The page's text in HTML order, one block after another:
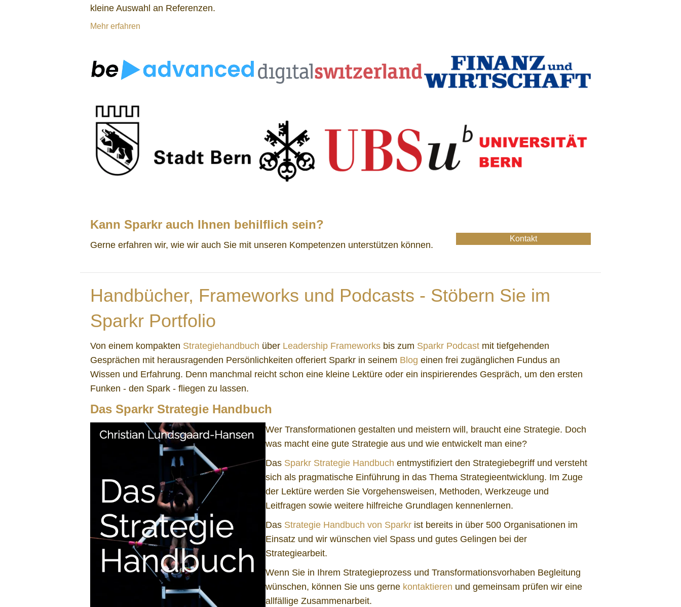
kleine Auswahl an Referenzen.
Mehr erfahren
Kann Sparkr auch Ihnen behilflich sein?
Gerne erfahren wir, wie wir auch Sie mit unseren Kompetenzen unterstützen können.
Kontakt
Handbücher, Frameworks und Podcasts - Stöbern Sie im
Sparkr Portfolio
Von einem kompakten Strategiehandbuch über Leadership Frameworks bis zum Sparkr Podcast mit tiefgehenden
Gesprächen mit herausragenden Persönlichkeiten offeriert Sparkr in seinem Blog einen frei zugänglichen Fundus an
Wissen und Erfahrung. Denn manchmal reicht schon eine kleine Lektüre oder ein inspirierendes Gespräch, um den ersten
Funken - den Spark - fliegen zu lassen.
Das Sparkr Strategie Handbuch
Wer Transformationen gestalten und meistern will, braucht eine Strategie. Doch
was macht eine gute Strategie aus und wie entwickelt man eine?
Das Sparkr Strategie Handbuch entmystifiziert den Strategiebegriff und versteht
sich als pragmatische Einführung in das Thema Strategieentwicklung. Im Zuge
der Lektüre werden Sie Vorgehensweisen, Methoden, Werkzeuge und
Leitfragen sowie weitere hilfreiche Grundlagen kennenlernen.
Das Strategie Handbuch von Sparkr ist bereits in über 500 Organisationen im
Einsatz und wir wünschen viel Spass und gutes Gelingen bei der
Strategiearbeit.
Wenn Sie in Ihrem Strategieprozess und Transformationsvorhaben Begleitung
wünschen, können Sie uns gerne kontaktieren und gemeinsam prüfen wir eine
allfällige Zusammenarbeit.